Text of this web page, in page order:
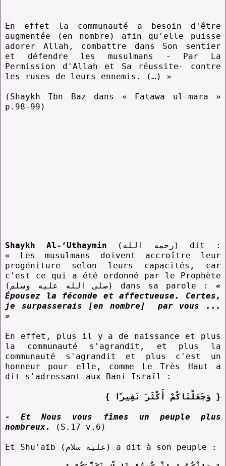
En effet la communauté a besoin d'être
augmentée (en nombre) afin qu'elle puisse
adorer Allah, combattre dans Son sentier
et défendre les musulmans - Par La
Permission d'Allah et Sa réussite- contre
les ruses de leurs ennemis. (…) »
(Shaykh Ibn Baz dans « Fatawa ul-mara »
p.98-99)
Shaykh Al-‘Uthaymin (رحمه الله) dit :
« Les musulmans doivent accroître leur
progéniture selon leurs capacités, car
c'est ce qui a été ordonné par le Prophète
(صلى الله عليه وسلم) dans sa parole : «
Épousez la féconde et affectueuse. Certes,
je surpasserais [en nombre] par vous ...
»
En effet, plus il y a de naissance et plus
la communauté s'agrandit, et plus la
communauté s'agrandit et plus c'est un
honneur pour elle, comme Le Très Haut a
dit s'adressant aux Bani-Israïl :
{ وَجَعَلْنَاكُمْ أَكْثَرَ نَفِيرًا }
- Et Nous vous fîmes un peuple plus
nombreux.
(S.17 v.6)
Et Shu'aïb (عليه سلام) a dit à son peuple :